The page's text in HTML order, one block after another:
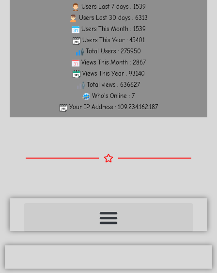
Users Last 7 days : 1539
Users Last 30 days : 6313
Users This Month : 1539
Users This Year : 45401
Total Users : 275950
Views This Month : 2867
Views This Year : 93140
Total views : 636627
Who's Online : 7
Your IP Address : 109.234.162.187